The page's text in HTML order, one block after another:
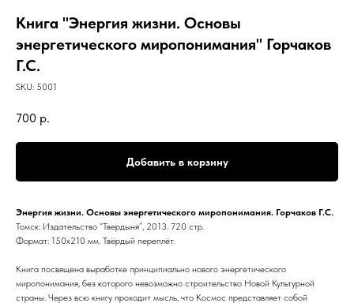
Книга "Энергия жизни. Основы
энергетического миропонимания" Горчаков
Г.С.
SKU: 5001
700 р.
Добавить в корзину
Энергия жизни. Основы энергетического миропонимания. Горчаков Г.С.
Томск: Издательство “Твердыня”, 2013. 720 стр.
Формат: 150х210 мм. Твёрдый переплёт.
Книга посвящена выработке принципиально нового энергетического
миропонимания, без которого невозможно строительство Новой Культурной
страны. Через всю книгу проходит мысль, что Космос представляет собой